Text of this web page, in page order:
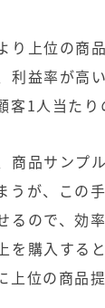
り上位の商
利益率が高
1人当たり
商品サンプ
うが、この
るので、効
を購入する
位の商品